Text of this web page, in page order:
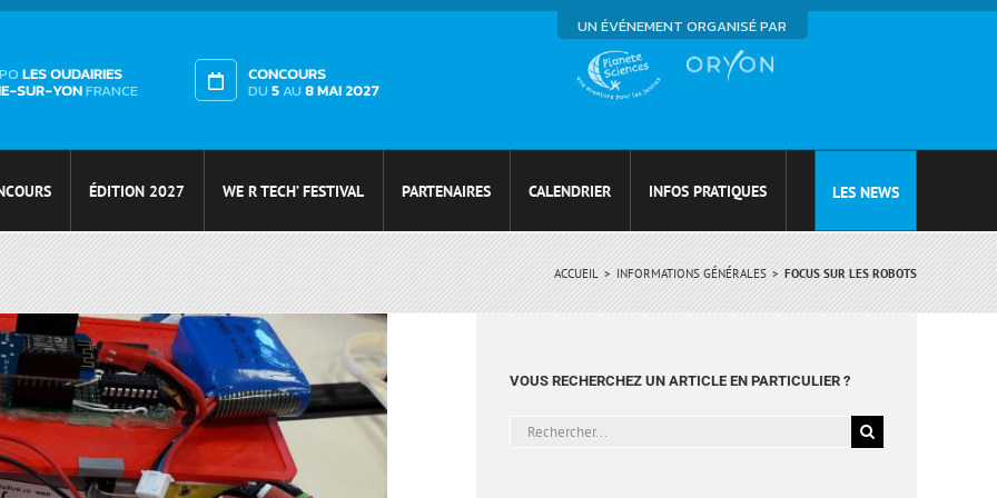
UN ÉVÉNEMENT ORGANISÉ PAR
LES OUDAIRIES
SUR-YONFRANCE
CONCOURS
DU 5AU 8 MAI 2027
ÉDITION 2027 WE R TECH’ FESTIVAL PARTENAIRES CALENDRIER INFOS PRATIQUES LES NEWS
ACCUEIL INFORMATIONS GÉNÉRALES FOCUS SUR LES ROBOTS
VOUS RECHERCHEZ UN ARTICLE EN PARTICULIER ?
Rechercher: